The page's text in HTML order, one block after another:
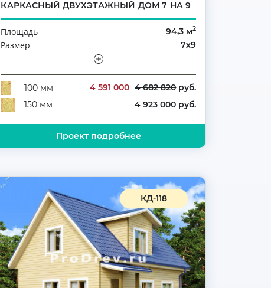
КАРКАСНЫЙ ДВУХЭТАЖНЫЙ ДОМ 7 НА 9
Площадь 94,3 м2
Размер 7х9
Количество комнат
5
100 мм
4 591 000 4 682 820руб.
150 мм
4 923 000 руб.
Проект подробнее
КД-118